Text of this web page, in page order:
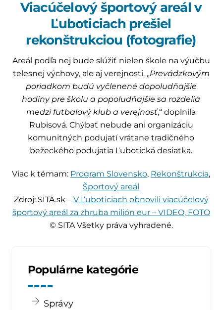
Viacúčelový športový areál v
Ľuboticiach prešiel
rekonštrukciou (fotografie)
Areál podľa nej bude slúžiť nielen škole na výučbu
telesnej výchovy, ale aj verejnosti. „Prevádzkovým
poriadkom budú vyčlenené dopoludňajšie
hodiny pre školu a popoludňajšie sa rozdelia
medzi futbalový klub a verejnosť,“ doplnila
Rubisová. Chýbať nebude ani organizáciu
komunitných podujatí vrátane tradičného
bežeckého podujatia Ľubotická desiatka.
Viac k témam: Program Slovensko, Rekonštrukcia,
Športový areál
Zdroj: SITA.sk – V Ľuboticiach obnovili viacúčelový
športový areál za zhruba milión eur – VIDEO, FOTO
© SITA Všetky práva vyhradené.
Populárne kategórie
Správy